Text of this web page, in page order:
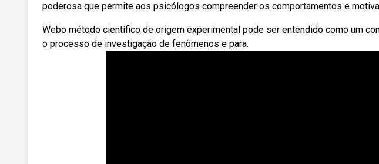
poderosa que permite aos psicólogos compreender os comportamentos e
Webo método científico de origem experimental pode ser entendido como um
o processo de investigação de fenômenos e para.